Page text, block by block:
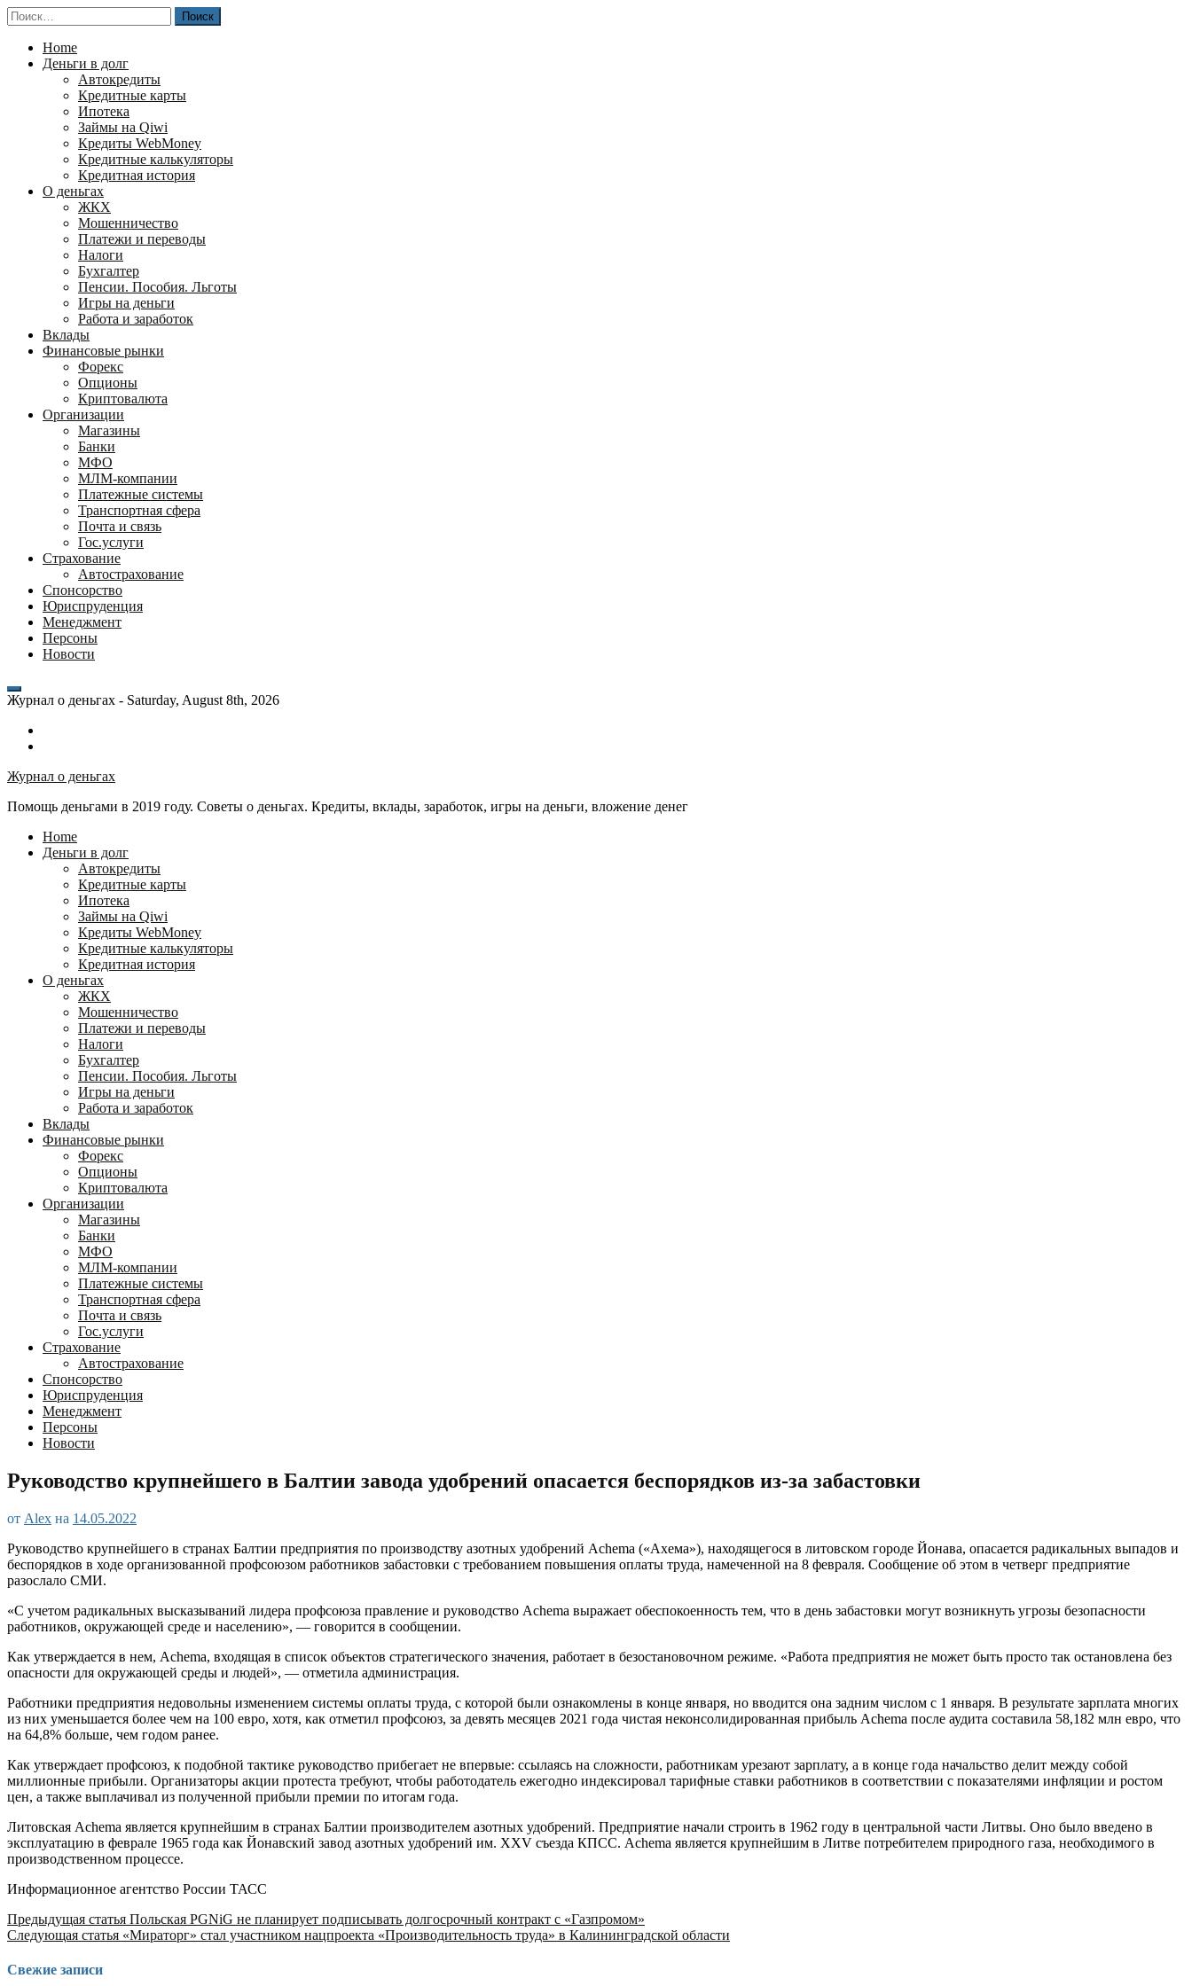
Перейти
к
содержимому
Найти:
Home
Деньги в долг
Автокредиты
Кредитные карты
Ипотека
Займы на Qiwi
Кредиты WebMoney
Кредитные калькуляторы
Кредитная история
О деньгах
ЖКХ
Мошенничество
Платежи и переводы
Налоги
Бухгалтер
Пенсии. Пособия. Льготы
Игры на деньги
Работа и заработок
Вклады
Финансовые рынки
Форекс
Опционы
Криптовалюта
Организации
Магазины
Банки
МФО
МЛМ-компании
Платежные системы
Транспортная сфера
Почта и связь
Гос.услуги
Страхование
Автострахование
Спонсорство
Юриспруденция
Менеджмент
Персоны
Новости
Журнал о деньгах - Saturday, August 8th, 2026
банка
24
физических
лиц
взять
WebMoney?
Журнал о деньгах
Помощь деньгами в 2019 году. Советы о деньгах. Кредиты, вклады, заработок, игры на деньги, вложение денег
Home
Деньги в долг
Автокредиты
Кредитные карты
Ипотека
Займы на Qiwi
Кредиты WebMoney
Кредитные калькуляторы
Кредитная история
О деньгах
ЖКХ
Мошенничество
Платежи и переводы
Налоги
Бухгалтер
Пенсии. Пособия. Льготы
Игры на деньги
Работа и заработок
Вклады
Финансовые рынки
Форекс
Опционы
Криптовалюта
Организации
Магазины
Банки
МФО
МЛМ-компании
Платежные системы
Транспортная сфера
Почта и связь
Гос.услуги
Страхование
Автострахование
Спонсорство
Юриспруденция
Менеджмент
Персоны
Новости
Руководство крупнейшего в Балтии завода удобрений опасается беспорядков из-за забастовки
от Alex на 14.05.2022
Руководство крупнейшего в странах Балтии предприятия по производству азотных удобрений Achemа («Ахема»), находящегося в литовском городе Йонава, опасается радикальных выпадов и
беспорядков в ходе организованной профсоюзом работников забастовки с требованием повышения оплаты труда, намеченной на 8 февраля. Сообщение об этом в четверг предприятие
разослало СМИ.
«С учетом радикальных высказываний лидера профсоюза правление и руководство Achemа выражает обеспокоенность тем, что в день забастовки могут возникнуть угрозы безопасности
работников, окружающей среде и населению», — говорится в сообщении.
Как утверждается в нем, Achemа, входящая в список объектов стратегического значения, работает в безостановочном режиме. «Работа предприятия не может быть просто так остановлена без
опасности для окружающей среды и людей», — отметила администрация.
Работники предприятия недовольны изменением системы оплаты труда, с которой были ознакомлены в конце января, но вводится она задним числом с 1 января. В результате зарплата многих
из них уменьшается более чем на 100 евро, хотя, как отметил профсоюз, за девять месяцев 2021 года чистая неконсолидированная прибыль Achemа после аудита составила 58,182 млн евро, что
на 64,8% больше, чем годом ранее.
Как утверждает профсоюз, к подобной тактике руководство прибегает не впервые: ссылаясь на сложности, работникам урезают зарплату, а в конце года начальство делит между собой
миллионные прибыли. Организаторы акции протеста требуют, чтобы работодатель ежегодно индексировал тарифные ставки работников в соответствии с показателями инфляции и ростом
цен, а также выплачивал из полученной прибыли премии по итогам года.
Литовская Achema является крупнейшим в странах Балтии производителем азотных удобрений. Предприятие начали строить в 1962 году в центральной части Литвы. Оно было введено в
эксплуатацию в феврале 1965 года как Йонавский завод азотных удобрений им. XXV съезда КПСС. Achema является крупнейшим в Литве потребителем природного газа, необходимого в
производственном процессе.
Информационное агентство России ТАСС
Продолжить
чтение
Предыдущая статья Польская PGNiG не планирует подписывать долгосрочный контракт с «Газпромом»
Следующая статья «Мираторг» стал участником нацпроекта «Производительность труда» в Калининградской области
Свежие записи